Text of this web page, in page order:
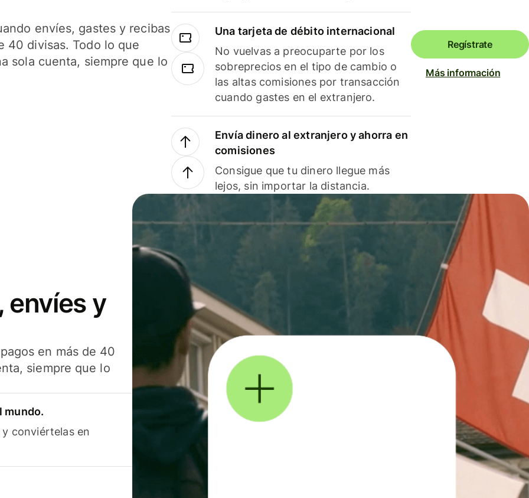
envíes, gastes y recibas
40 divisas. Todo lo que
sola cuenta, siempre que lo
Una tarjeta de débito internacional
No vuelvas a preocuparte por los
sobreprecios en el tipo de cambio o
las altas comisiones por transacción
cuando gastes en el extranjero.
Envía dinero al extranjero y ahorra en
comisiones
Consigue que tu dinero llegue más
lejos, sin importar la distancia.
Regístrate
Más información
envíes y
en más de 40
siempre que lo
mundo.
conviértelas en